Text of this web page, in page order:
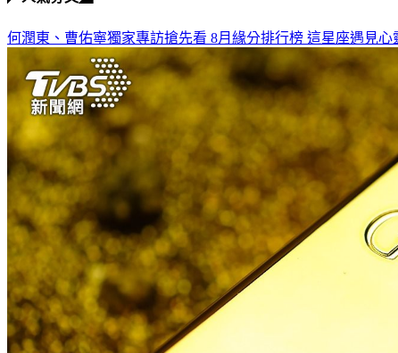
何潤東、曹佑寧獨家專訪搶先看 8月緣分排行榜 這星座遇見心